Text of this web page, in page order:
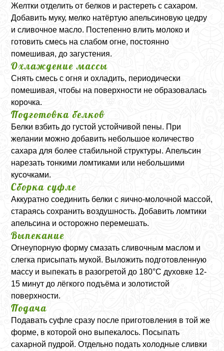
Желтки отделить от белков и растереть с сахаром.
Добавить муку, мелко натёртую апельсиновую цедру
и сливочное масло. Постепенно влить молоко и
готовить смесь на слабом огне, постоянно
помешивая, до загустения.
Охлаждение массы
Снять смесь с огня и охладить, периодически
помешивая, чтобы на поверхности не образовалась
корочка.
Подготовка белков
Белки взбить до густой устойчивой пены. При
желании можно добавить небольшое количество
сахара для более стабильной структуры. Апельсин
нарезать тонкими ломтиками или небольшими
кусочками.
Сборка суфле
Аккуратно соединить белки с яично-молочной массой,
стараясь сохранить воздушность. Добавить ломтики
апельсина и осторожно перемешать.
Выпекание
Огнеупорную форму смазать сливочным маслом и
слегка присыпать мукой. Выложить подготовленную
массу и выпекать в разогретой до 180°C духовке 12-
15 минут до лёгкого подъёма и золотистой
поверхности.
Подача
Подавать суфле сразу после приготовления в той же
форме, в которой оно выпекалось. Посыпать
сахарной пудрой. Отдельно подать холодные сливки